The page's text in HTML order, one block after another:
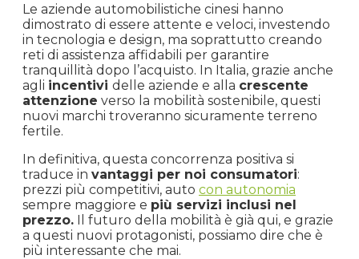
Le aziende automobilistiche cinesi hanno
dimostrato di essere attente e veloci, investendo
in tecnologia e design, ma soprattutto creando
reti di assistenza affidabili per garantire
tranquillità dopo l’acquisto. In Italia, grazie anche
agli incentivi delle aziende e alla crescente
attenzione verso la mobilità sostenibile, questi
nuovi marchi troveranno sicuramente terreno
fertile.
In definitiva, questa concorrenza positiva si
traduce in vantaggi per noi consumatori:
prezzi più competitivi, auto con autonomia
sempre maggiore e più servizi inclusi nel
prezzo. Il futuro della mobilità è già qui, e grazie
a questi nuovi protagonisti, possiamo dire che è
più interessante che mai.